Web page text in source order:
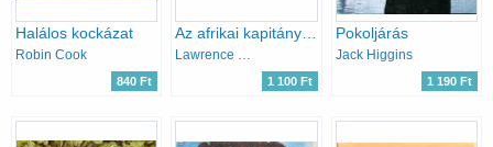
Halálos kockázat
Robin Cook
840 Ft
Az afrikai kapitány + Az afrikai kapitány visszatér
Lawrence Sanders
1 100 Ft
Pokoljárás
Jack Higgins
1 190 Ft